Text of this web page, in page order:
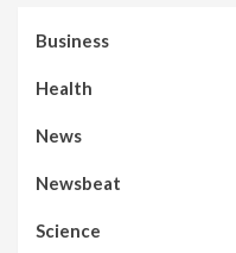
Business
Health
News
Newsbeat
Science